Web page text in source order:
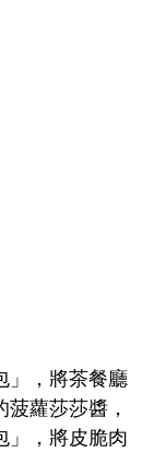
」，將茶餐廳
蘿莎莎醬，
」，將皮脆肉